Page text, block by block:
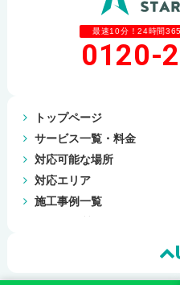
最速10分！24時間
0120-
トップページ
サービス一覧・料金
対応可能な場所
対応エリア
施工事例一覧